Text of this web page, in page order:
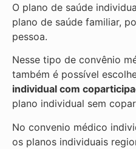
O plano de saúde
plano de saúde familiar,
pessoa.
Nesse tipo de convênio
também é possível
individual com
plano individual sem
No convenio médico
os planos individuais